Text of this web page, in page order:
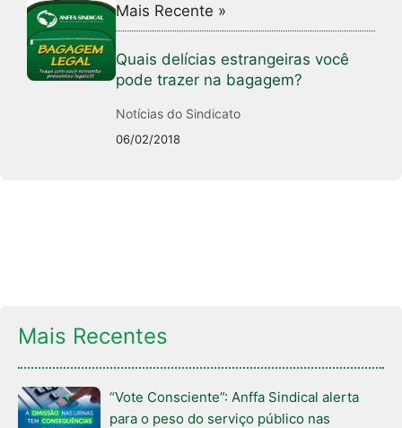
Mais Recente »
Quais delícias estrangeiras você
pode trazer na bagagem?
Notícias do Sindicato
06/02/2018
Mais Recentes
“Vote Consciente”: Anffa Sindical alerta
para o peso do serviço público nas